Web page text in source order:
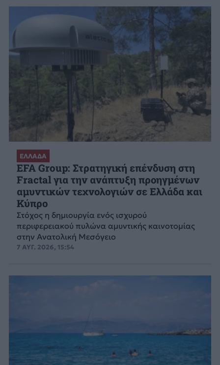
ΕΛΛΑΔΑ
EFA Group: Στρατηγική επένδυση στη
Fractal για την ανάπτυξη προηγμένων
αμυντικών τεχνολογιών σε Ελλάδα και
Κύπρο
Στόχος η δημιουργία ενός ισχυρού
περιφερειακού πυλώνα αμυντικής καινοτομίας
στην Ανατολική Μεσόγειο
7 ΑΥΓ. 2026, 15:54